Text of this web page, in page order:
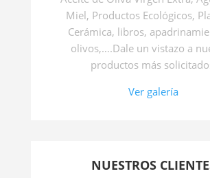
Miel, Productos Ecológicos,
Cerámica, libros,
olivos,….Dale un vistazo a
productos más
Ver galería
NUESTROS